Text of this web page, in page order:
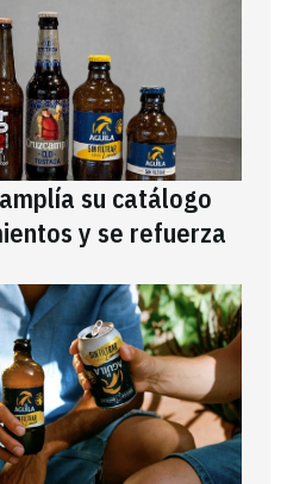
su catálogo
y se refuerza